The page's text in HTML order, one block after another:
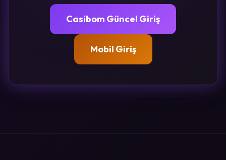
Casibom Güncel Giriş
Mobil Giriş